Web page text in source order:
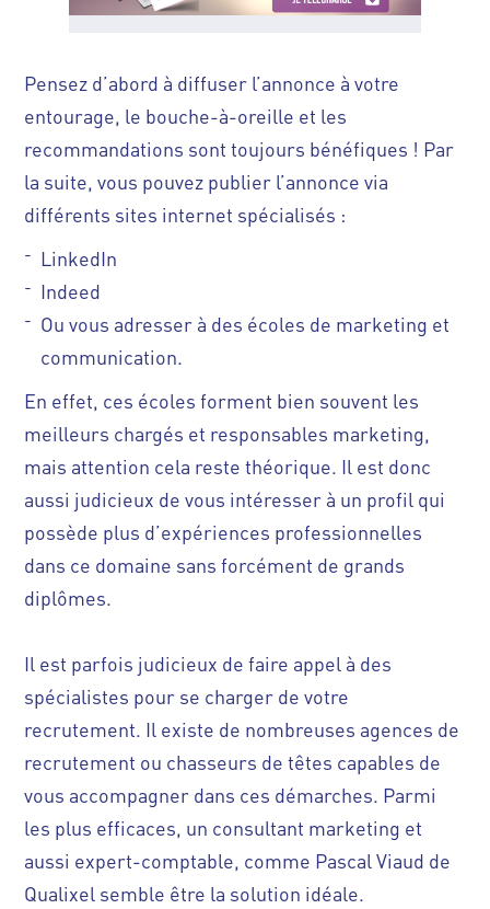
Pensez d’abord à diffuser l’annonce à votre
entourage, le bouche-à-oreille et les
recommandations sont toujours bénéfiques ! Par
la suite, vous pouvez publier l’annonce via
différents sites internet spécialisés :
LinkedIn
Indeed
Ou vous adresser à des écoles de marketing et
communication.
En effet, ces écoles forment bien souvent les
meilleurs chargés et responsables marketing,
mais attention cela reste théorique. Il est donc
aussi judicieux de vous intéresser à un profil qui
possède plus d’expériences professionnelles
dans ce domaine sans forcément de grands
diplômes.
Il est parfois judicieux de faire appel à des
spécialistes pour se charger de votre
recrutement. Il existe de nombreuses agences de
recrutement ou chasseurs de têtes capables de
vous accompagner dans ces démarches. Parmi
les plus efficaces, un consultant marketing et
aussi expert-comptable, comme Pascal Viaud de
Qualixel semble être la solution idéale.